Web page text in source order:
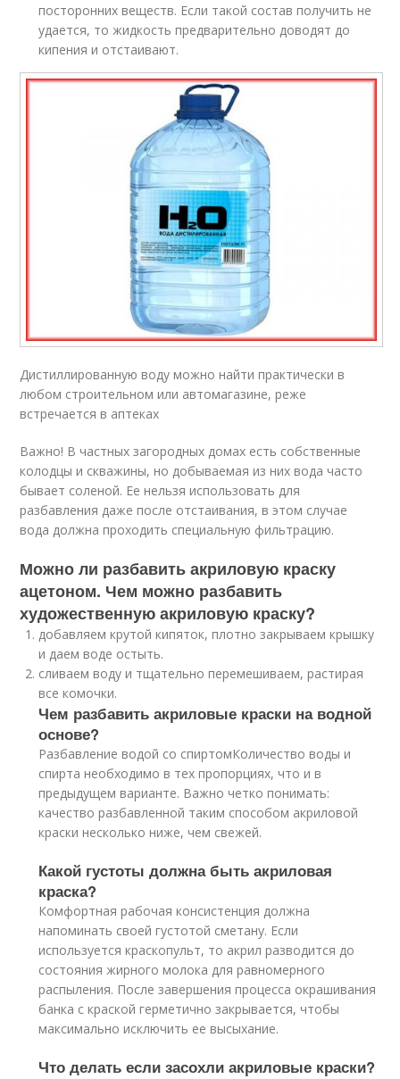
посторонних веществ. Если такой состав получить не
удается, то жидкость предварительно доводят до
кипения и отстаивают.
Дистиллированную воду можно найти практически в
любом строительном или автомагазине, реже
встречается в аптеках
Важно! В частных загородных домах есть собственные
колодцы и скважины, но добываемая из них вода часто
бывает соленой. Ее нельзя использовать для
разбавления даже после отстаивания, в этом случае
вода должна проходить специальную фильтрацию.
Можно ли разбавить акриловую краску
ацетоном. Чем можно разбавить
художественную акриловую краску?
добавляем крутой кипяток, плотно закрываем крышку
и даем воде остыть.
сливаем воду и тщательно перемешиваем, растирая
все комочки.
Чем разбавить акриловые краски на водной
основе?
Разбавление водой со спиртомКоличество воды и
спирта необходимо в тех пропорциях, что и в
предыдущем варианте. Важно четко понимать:
качество разбавленной таким способом акриловой
краски несколько ниже, чем свежей.
Какой густоты должна быть акриловая
краска?
Комфортная рабочая консистенция должна
напоминать своей густотой сметану. Если
используется краскопульт, то акрил разводится до
состояния жирного молока для равномерного
распыления. После завершения процесса окрашивания
банка с краской герметично закрывается, чтобы
максимально исключить ее высыхание.
Что делать если засохли акриловые краски?